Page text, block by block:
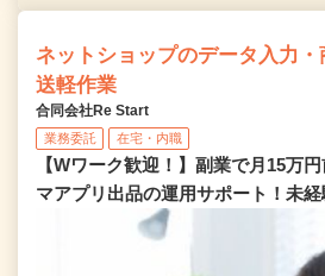
ネットショップのデータ入力
送軽作業
合同会社Re Start
業務委託 在宅・内職
【Wワーク歓迎！】副業で月15万
マアプリ出品の運用サポート！未